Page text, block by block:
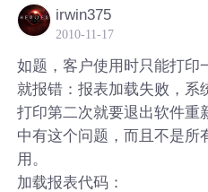
irwin375
2010-11-17
如题，客户使用时只能打印
就报错：报表加载失败，系
打印第二次就要退出软件重
中有这个问题，而且不是所
用。
加载报表代码：